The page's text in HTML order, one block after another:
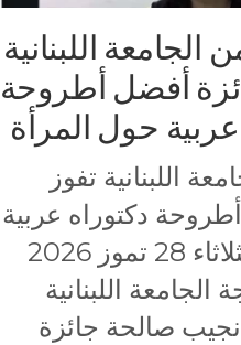
اللبنانية
أفضل أطروحة
حول المرأة
اللبنانية تفوز
دكتوراه عربية
حول المرأة الثلاثاء 28 تموز 2026
اللبنانية
نجيب صالحة جائزة